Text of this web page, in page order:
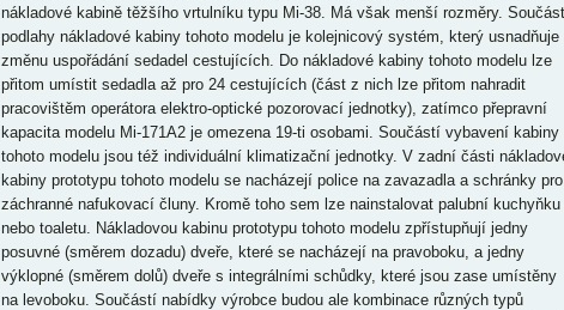
nákladové kabině těžšího vrtulníku typu Mi-38. Má však menší rozměry.
podlahy nákladové kabiny tohoto modelu je kolejnicový systém, který usnadňuje
změnu uspořádání sedadel cestujících. Do nákladové kabiny tohoto modelu lze
přitom umístit sedadla až pro 24 cestujících (část z nich lze přitom nahradit
pracovištěm operátora elektro-optické pozorovací jednotky), zatímco přepravní
kapacita modelu Mi-171A2 je omezena 19-ti osobami. Součástí vybavení kabiny
tohoto modelu jsou též individuální klimatizační jednotky. V zadní části
kabiny prototypu tohoto modelu se nacházejí police na zavazadla a schránky pro
záchranné nafukovací čluny. Kromě toho sem lze nainstalovat palubní kuchyňku
nebo toaletu. Nákladovou kabinu prototypu tohoto modelu zpřístupňují jedny
posuvné (směrem dozadu) dveře, které se nacházejí na pravoboku, a jedny
výklopné (směrem dolů) dveře s integrálními schůdky, které jsou zase umístěny
na levoboku. Součástí nabídky výrobce budou ale kombinace různých typů